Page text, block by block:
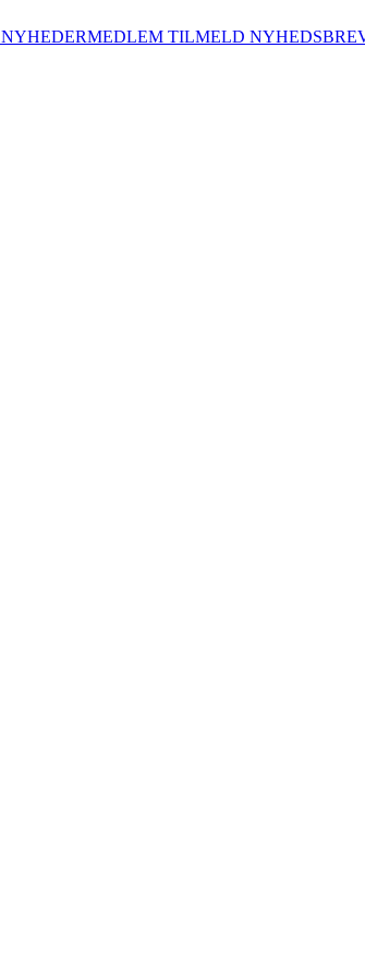
NYHEDERMEDLEM TILMELD